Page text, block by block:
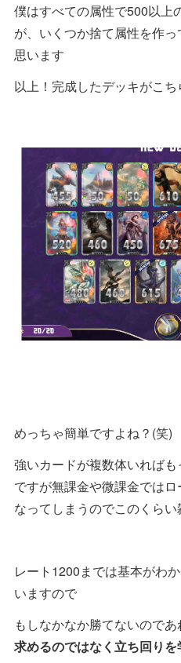
僕はすべての属性で500以上
が、いくつか捨て属性を作
思います
以上！完成したデッキがこち
めっちゃ簡単ですよね？(笑)
強いカードが複数体いれば
ですが無課金や微課金では
なってしまうのでこのくら
レート1200までは基本がわ
いますので
もしなかなか勝てないのであ
求めるのではなく立ち回りを